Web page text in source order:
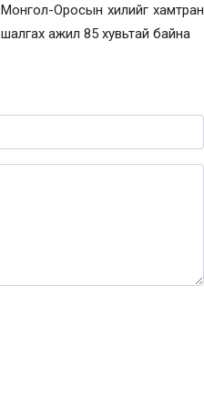
Монгол-Оросын хилийг хамтран
шалгах ажил 85 хувьтай байна